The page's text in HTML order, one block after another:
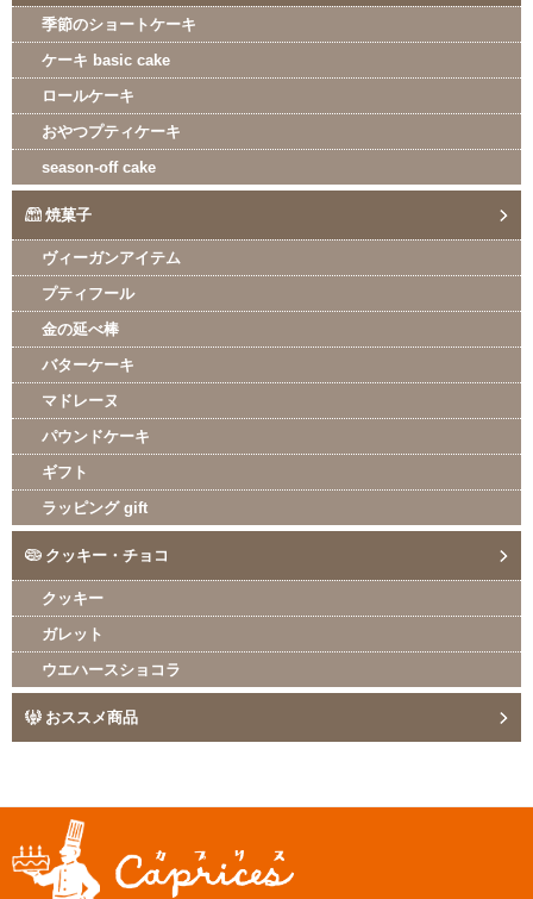
季節のショートケーキ
ケーキ basic cake
ロールケーキ
おやつプティケーキ
season-off cake
焼菓子
ヴィーガンアイテム
プティフール
金の延べ棒
バターケーキ
マドレーヌ
パウンドケーキ
ギフト
ラッピング gift
クッキー・チョコ
クッキー
ガレット
ウエハースショコラ
おススメ商品